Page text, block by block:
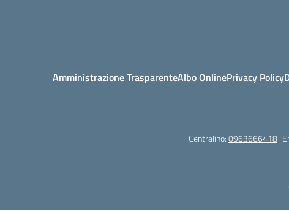
Amministrazione TrasparenteAlbo OnlinePrivacy Policy
Centralino:0963666418